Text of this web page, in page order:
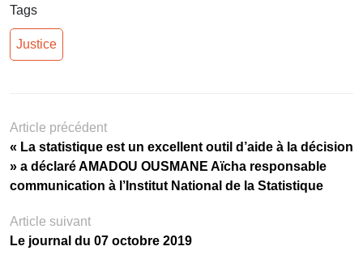
Tags
Justice
Article précédent
« La statistique est un excellent outil d’aide à la décision
» a déclaré AMADOU OUSMANE Aïcha responsable
communication à l’Institut National de la Statistique
Article suivant
Le journal du 07 octobre 2019